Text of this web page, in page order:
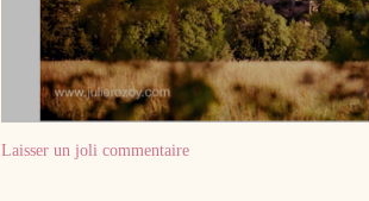
Laisser un joli commentaire